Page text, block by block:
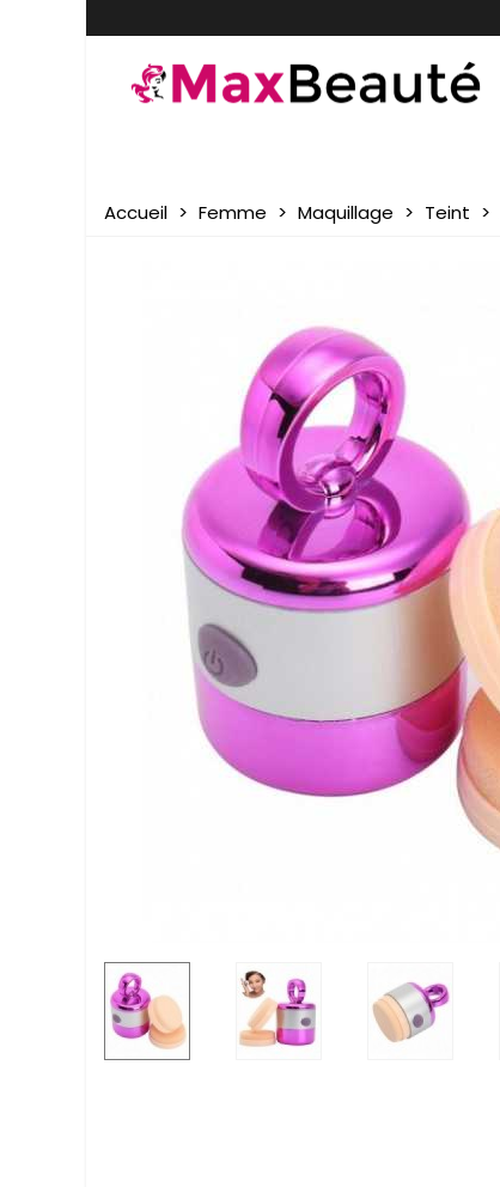
Accueil > Femme > Maquillage > Teint >